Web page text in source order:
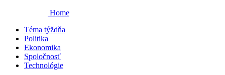
Home
Téma týždňa
Politika
Ekonomika
Spoločnosť
Technológie